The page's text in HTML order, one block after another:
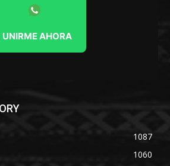
UNIRME AHORA
1087
1060